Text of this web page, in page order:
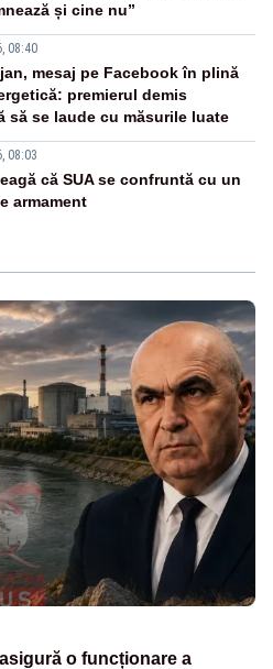
și cine nu”
08:40
mesaj pe Facebook în plină
premierul demis
să se laude cu măsurile luate
08:03
că SUA se confruntă cu un
armament
o funcționare a